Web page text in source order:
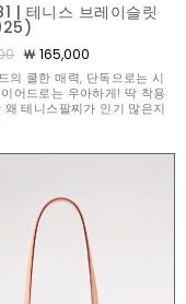
| 테니스 브레이슬릿
￦ 165,000
의 쿨한 매력, 단독으로는 시
어드로는 우아하게! 딱 착용
왜 테니스팔찌가 인기 많은지